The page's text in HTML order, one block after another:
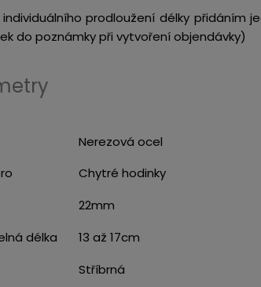
individuálního prodloužení délky
do poznámky při vytvoření objendávky)
Nerezová ocel
Chytré hodinky
22mm
délka
13 až 17cm
Stříbrná